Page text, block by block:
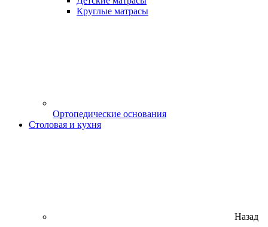
Круглые матрасы
Ортопедические основания
Столовая и кухня
Назад